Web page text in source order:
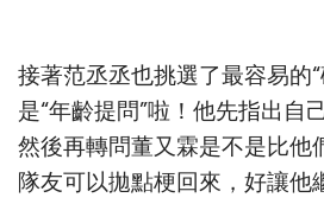
接著范丞丞也挑選了最容易的
是“年齡提問”啦！他先指出自
然後再轉問董又霖是不是比他
隊友可以拋點梗回來，好讓他